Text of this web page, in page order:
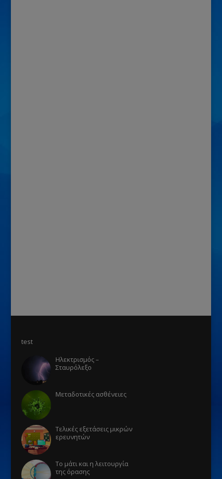
test
Ηλεκτρισμός –
Σταυρόλεξο
Μεταδοτικές ασθένειες
Τελικές εξετάσεις μικρών
ερευνητών
Το μάτι και η λειτουργία
της όρασης